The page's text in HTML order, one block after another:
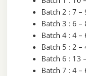
Batch 2 : 7
Batch 3 : 6
Batch 4 : 4
Batch 5 : 2
Batch 6 : 13
Batch 7 : 4 –